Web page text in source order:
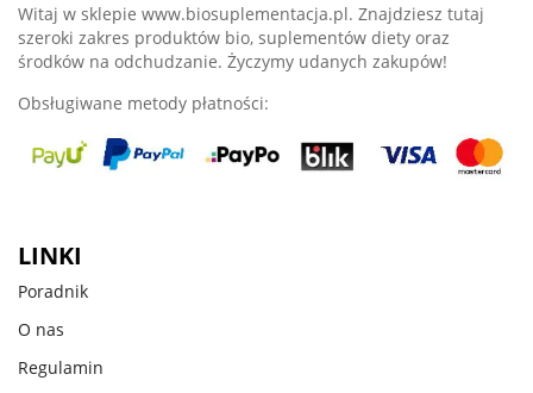
Witaj w sklepie www.biosuplementacja.pl. Znajdziesz tutaj
szeroki zakres produktów bio, suplementów diety oraz
środków na odchudzanie. Życzymy udanych zakupów!
Obsługiwane metody płatności:
LINKI
Poradnik
O nas
Regulamin